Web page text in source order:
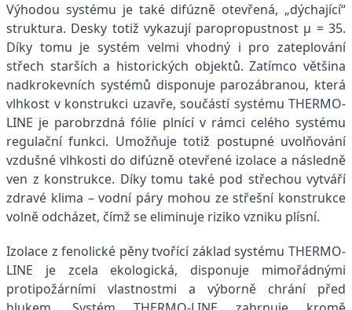
Výhodou systému je také difúzně otevřená, „dýchající“
struktura. Desky totiž vykazují paropropustnost µ = 35.
Díky tomu je systém velmi vhodný i pro zateplování
střech starších a historických objektů. Zatímco většina
nadkrokevních systémů disponuje parozábranou, která
vlhkost v konstrukci uzavře, součástí systému THERMO-
LINE je parobrzdná fólie plnící v rámci celého systému
regulační funkci. Umožňuje totiž postupné uvolňování
vzdušné vlhkosti do difúzně otevřené izolace a následně
ven z konstrukce. Díky tomu také pod střechou vytváří
zdravé klima – vodní páry mohou ze střešní konstrukce
volně odcházet, čímž se eliminuje riziko vzniku plísní.
Izolace z fenolické pěny tvořící základ systému THERMO-
LINE je zcela ekologická, disponuje mimořádnými
protipožárními vlastnostmi a výborně chrání před